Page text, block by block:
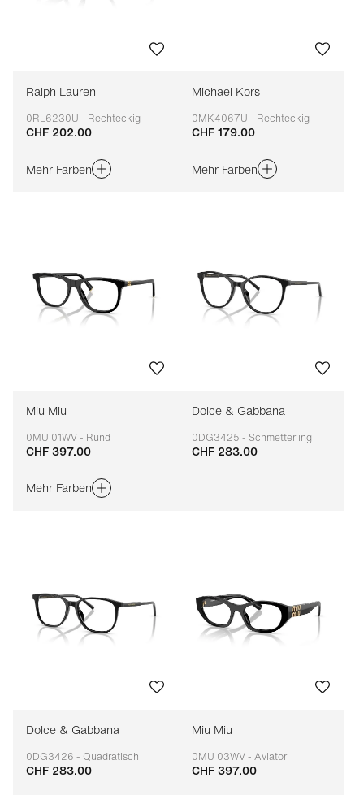
Ralph Lauren
0RL6230U - Rechteckig
Anpassbar
CHF 202.00
Mehr Farben
Michael Kors
0MK4067U - Rechteckig
Anpassbar
CHF 179.00
Mehr Farben
Miu Miu
0MU 01WV - Rund
Anpassbar
CHF 397.00
Mehr Farben
Dolce & Gabbana
0DG3425 - Schmetterling
Anpassbar
CHF 283.00
Dolce & Gabbana
0DG3426 - Quadratisch
Anpassbar
CHF 283.00
Miu Miu
0MU 03WV - Aviator
Anpassbar
CHF 397.00